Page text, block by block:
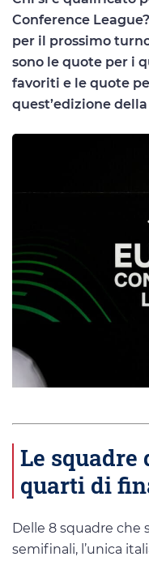
Conference
per il prossimo
sono le quote per i
favoriti e le quote
quest’edizione
Le
quarti di
Delle 8 squadre che
semifinali, l’unica